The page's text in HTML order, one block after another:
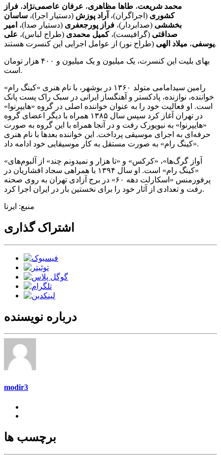
محمد شریعت، طاها مظاهری، عرفان عاصمی‌نژاد، فراز
کشوری (اجراگران)، آراد پوزش (دستیار اجرا)، ساسان
بخششی (صدابردار)، فراز پورجعفری (دستیار صدا)، امیر
‌صداقتی (گرافیست)،کمیل محمدی (طراح لباس)، علی
‌یوسفی، میلاد ‌الهی (طراح نور) از عوامل اجرایی این کنسرت هستند.
بهای بلیت این کنسرت، یک میلیون و یک میلیون و ۴۰۰ هزار تومان
است.
رامین سیدامامی متولد ۱۳۶۰ در بوشهر، با نام هنری «کینگ رام»
خواننده، نوازنده، پادکستر و آهنگساز ایرانی در سبک راک پست پانک
است. او فعالیت خود را به عنوان خواننده اصلی در گروه «هایپرنوا»
در تهران آغاز کرد سپس سال ۱۳۸۵ همراه با دیگر اعضای گروه
«هایپرنوا» به نیویورک رفت و در آنجا همراه با این گروه به صورت
حرفه‌ای به اجرای موسیقی پرداخت. این خواننده بعدها با نام هنری
«کینگ رام» به صورت مستقل به کار موسیقایی خود ادامه داد.
«آواز گرگ‌ها»، «کرکس» و «تا هزار و نمیدونم چند» از آلبوم‌های
«کینگ رام» است. او سال ۱۳۹۴ با همراهی سجاد افشاریان در
پرفورمنس «اسکارلت دهه ۶۰» در برج آزادی تهران به روی صحنه
رفت و تعدادی از آثار خود را برای نخستین بار در ایران اجرا کرد.
منبع: ایرنا
اشتراک گذاری
درباره نویسنده
modir3
برچسب ها